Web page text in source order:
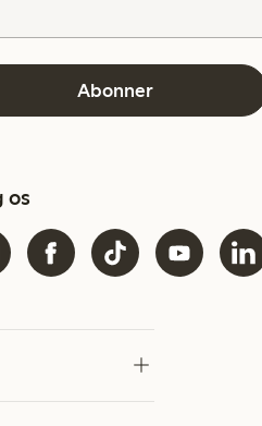
Abonner
os